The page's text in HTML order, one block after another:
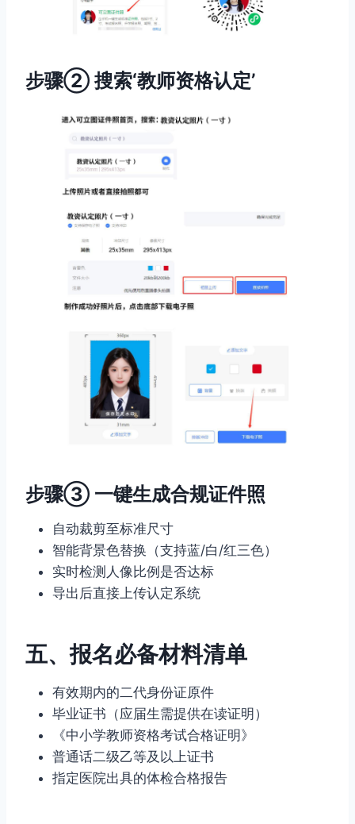
步骤② 搜索‘教师资格认定’
步骤③ 一键生成合规证件照
自动裁剪至标准尺寸
智能背景色替换（支持蓝/白/红三色）
实时检测人像比例是否达标
导出后直接上传认定系统
五、报名必备材料清单
有效期内的二代身份证原件
毕业证书（应届生需提供在读证明）
《中小学教师资格考试合格证明》
普通话二级乙等及以上证书
指定医院出具的体检合格报告